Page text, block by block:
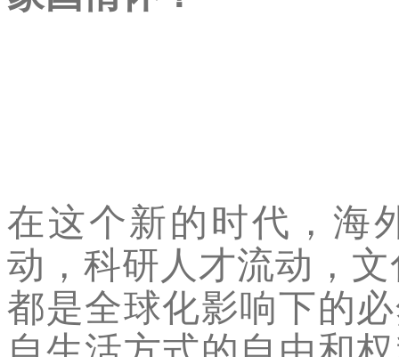
在这个新的时代，海
动，科研人才流动，
都是全球化影响下的